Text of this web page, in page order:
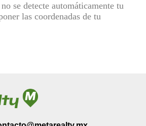
se detecte automáticamente tu
las coordenadas de tu